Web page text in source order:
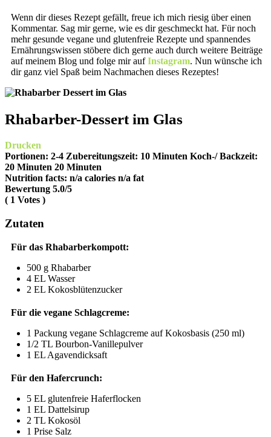
Wenn dir dieses Rezept gefällt, freue ich mich riesig über einen
Kommentar. Sag mir gerne, wie es dir geschmeckt hat. Für noch
mehr gesunde vegane und glutenfreie Rezepte und spannendes
Ernährungswissen stöbere dich gerne auch durch weitere Beiträge
auf meinem Blog und folge mir aufInstagram. Nun wünsche ich
dir ganz viel Spaß beim Nachmachen dieses Rezeptes!
Rhabarber-Dessert im Glas
Drucken
Portionen: 2-4 Zubereitungszeit: 10 Minuten Koch-/ Backzeit:
20 Minuten 20 Minuten
Nutrition facts: n/a calories n/a fat
Bewertung 5.0/5
( 1 Votes )
Zutaten
Für das Rhabarberkompott:
500 g Rhabarber
4 EL Wasser
2 EL Kokosblütenzucker
Für die vegane Schlagcreme:
1 Packung vegane Schlagcreme auf Kokosbasis (250 ml)
1/2 TL Bourbon-Vanillepulver
1 EL Agavendicksaft
Für den Hafercrunch:
5 EL glutenfreie Haferflocken
1 EL Dattelsirup
2 TL Kokosöl
1 Prise Salz